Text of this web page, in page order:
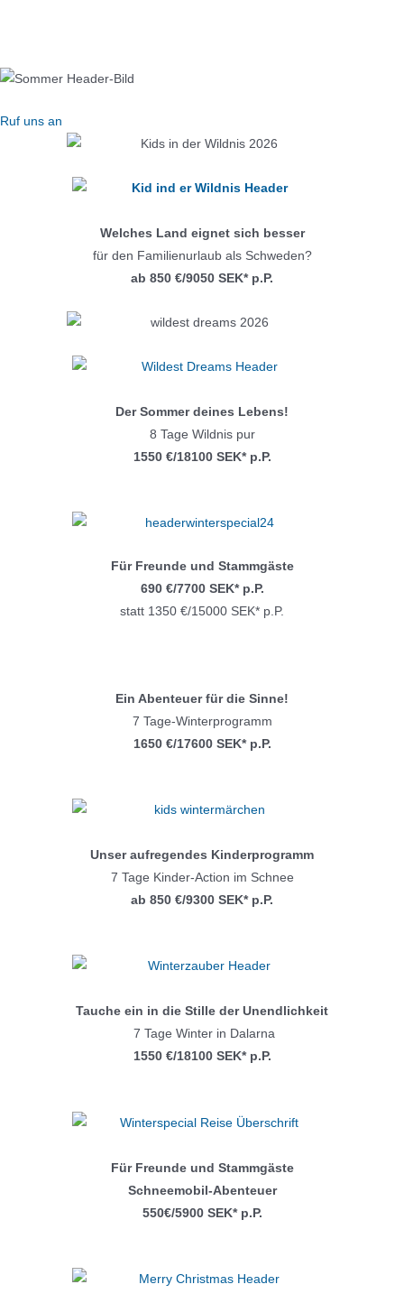
Ruf uns an
Welches Land eignet sich besser
für den Familienurlaub als Schweden?
ab 850 €/9050 SEK* p.P.
Der Sommer deines Lebens!
8 Tage Wildnis pur
1550 €/18100 SEK* p.P.
Für Freunde und Stammgäste
690 €/7700 SEK* p.P.
statt 1350 €/15000 SEK* p.P.
Ein Abenteuer für die Sinne!
7 Tage-Winterprogramm
1650 €/17600 SEK* p.P.
Unser aufregendes Kinderprogramm
7 Tage Kinder-Action im Schnee
ab 850 €/9300 SEK* p.P.
Tauche ein in die Stille der Unendlichkeit
7 Tage Winter in Dalarna
1550 €/18100 SEK* p.P.
Für Freunde und Stammgäste
Schneemobil-Abenteuer
550€/5900 SEK* p.P.